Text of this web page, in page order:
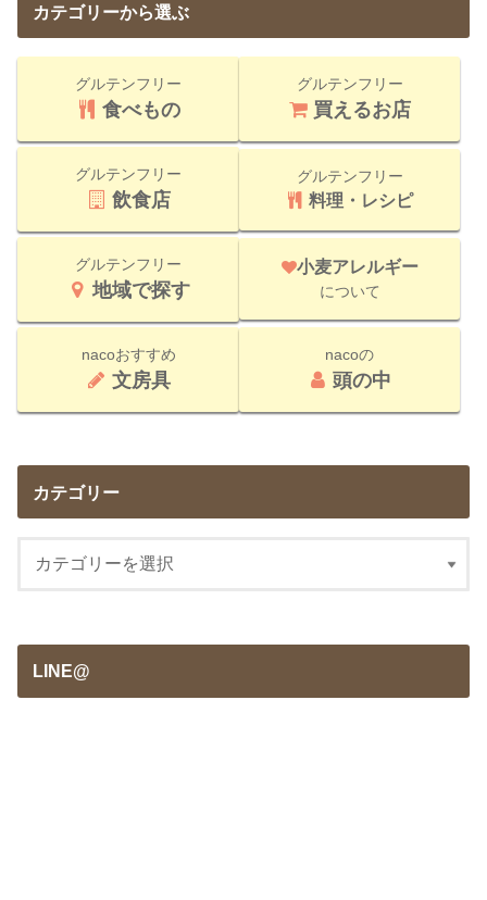
カテゴリーから選ぶ
グルテンフリー
食べもの
グルテンフリー
買えるお店
グルテンフリー
飲食店
グルテンフリー
料理・レシピ
グルテンフリー
地域で探す
小麦アレルギー
について
nacoおすすめ
文房具
nacoの
頭の中
カテゴリー
LINE@